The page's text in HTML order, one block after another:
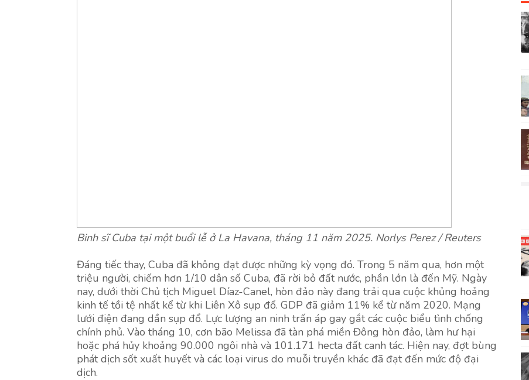
Binh sĩ Cuba tại một buổi lễ ở La Havana, tháng 11 năm 2025. Norlys Perez / Reuters
Đáng tiếc thay, Cuba đã không đạt được những kỳ vọng đó. Trong 5 năm qua, hơn một
triệu người, chiếm hơn 1/10 dân số Cuba, đã rời bỏ đất nước, phần lớn là đến Mỹ. Ngày
nay, dưới thời Chủ tịch Miguel Díaz-Canel, hòn đảo này đang trải qua cuộc khủng hoảng
kinh tế tồi tệ nhất kể từ khi Liên Xô sụp đổ. GDP đã giảm 11% kể từ năm 2020. Mạng
lưới điện đang dần sụp đổ. Lực lượng an ninh trấn áp gay gắt các cuộc biểu tình chống
chính phủ. Vào tháng 10, cơn bão Melissa đã tàn phá miền Đông hòn đảo, làm hư hại
hoặc phá hủy khoảng 90.000 ngôi nhà và 101.171 hecta đất canh tác. Hiện nay, đợt bùng
phát dịch sốt xuất huyết và các loại virus do muỗi truyền khác đã đạt đến mức độ đại
dịch.